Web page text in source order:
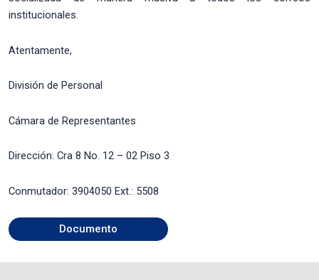
institucionales.
Atentamente,
División de Personal
Cámara de Representantes
Dirección: Cra 8 No. 12 – 02 Piso 3
Conmutador: 3904050 Ext.: 5508
Documento